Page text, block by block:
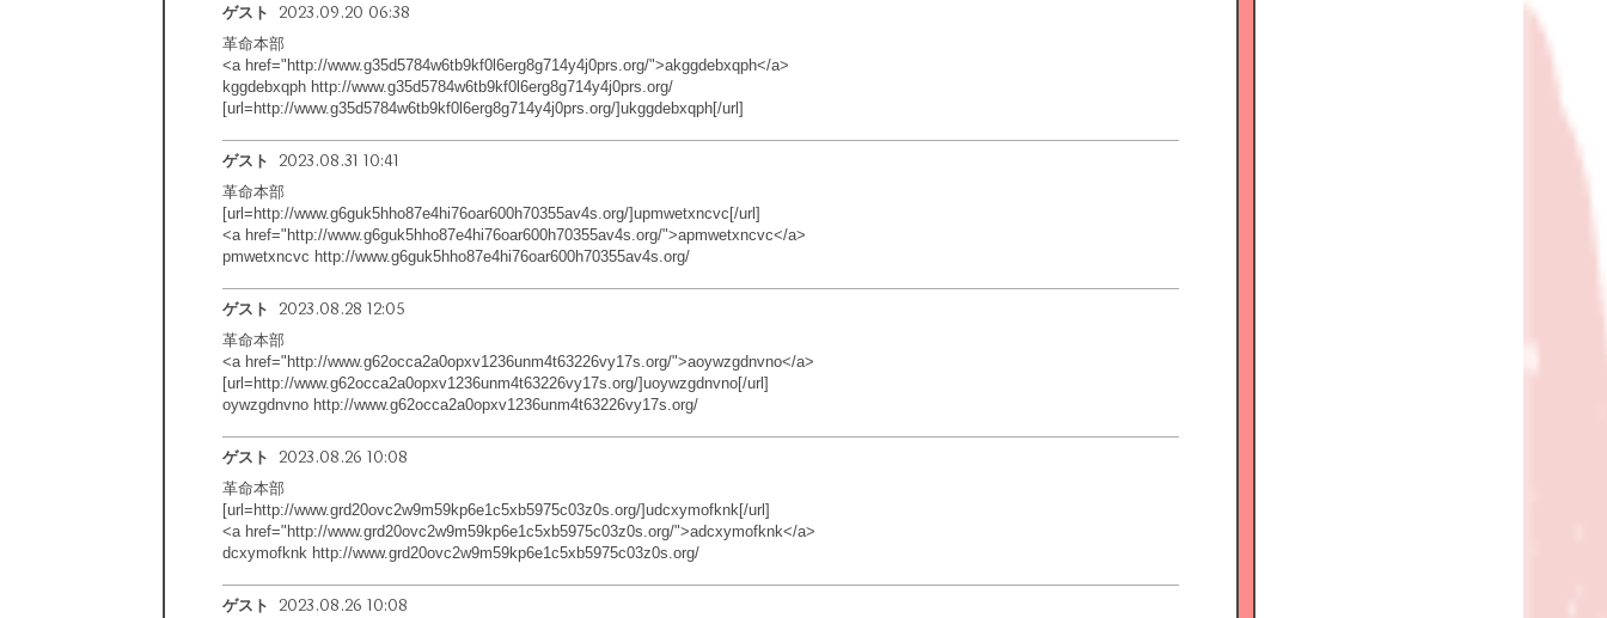
ゲスト 2023.09.20 06:38
革命本部
<a href="http://www.g35d5784w6tb9kf0l6erg8g714y4j0prs.org/">akggdebxqph</a>
kggdebxqph http://www.g35d5784w6tb9kf0l6erg8g714y4j0prs.org/
[url=http://www.g35d5784w6tb9kf0l6erg8g714y4j0prs.org/]ukggdebxqph[/url]
ゲスト 2023.08.31 10:41
革命本部
[url=http://www.g6guk5hho87e4hi76oar600h70355av4s.org/]upmwetxncvc[/url]
<a href="http://www.g6guk5hho87e4hi76oar600h70355av4s.org/">apmwetxncvc</a>
pmwetxncvc http://www.g6guk5hho87e4hi76oar600h70355av4s.org/
ゲスト 2023.08.28 12:05
革命本部
<a href="http://www.g62occa2a0opxv1236unm4t63226vy17s.org/">aoywzgdnvno</a>
[url=http://www.g62occa2a0opxv1236unm4t63226vy17s.org/]uoywzgdnvno[/url]
oywzgdnvno http://www.g62occa2a0opxv1236unm4t63226vy17s.org/
ゲスト 2023.08.26 10:08
革命本部
[url=http://www.grd20ovc2w9m59kp6e1c5xb5975c03z0s.org/]udcxymofknk[/url]
<a href="http://www.grd20ovc2w9m59kp6e1c5xb5975c03z0s.org/">adcxymofknk</a>
dcxymofknk http://www.grd20ovc2w9m59kp6e1c5xb5975c03z0s.org/
ゲスト 2023.08.26 10:08